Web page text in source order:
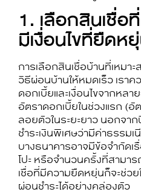
1. เลือกสินเชื่อ
มีเงื่อนไขที่ยืดห
การเลือกสินเชื่อบ้านที่เหมา
วิธีผ่อนบ้านให้หมดเร็ว เรา
ดอกเบี้ยและเงื่อนไขจากหล
อัตราดอกเบี้ยในช่วงแรก (อั
ลอยตัวในระยะยาว นอกจา
ชำระเงินพิเศษว่ามีค่าธรรม
บางธนาคารอาจมีข้อจำกัดเ
โปะ หรือจำนวนครั้งที่สามาร
เชื่อที่มีความยืดหยุ่นก็จะช่วย
ผ่อนชำระได้อย่างคล่องตัว